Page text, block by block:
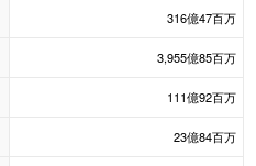
316億47百万
3,955億85百万
111億92百万
23億84百万